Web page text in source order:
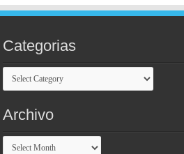
Categorias
Categorias
Archivo
Archivo